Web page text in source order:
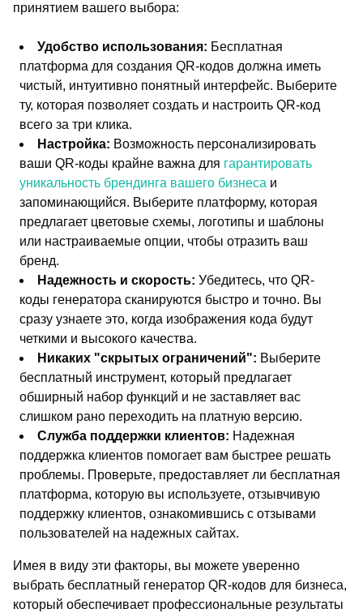
принятием вашего выбора:
Удобство использования: Бесплатная
платформа для создания QR-кодов должна иметь
чистый, интуитивно понятный интерфейс. Выберите
ту, которая позволяет создать и настроить QR-код
всего за три клика.
Настройка: Возможность персонализировать
ваши QR-коды крайне важна для гарантировать
уникальность брендинга вашего бизнеса и
запоминающийся. Выберите платформу, которая
предлагает цветовые схемы, логотипы и шаблоны
или настраиваемые опции, чтобы отразить ваш
бренд.
Надежность и скорость: Убедитесь, что QR-
коды генератора сканируются быстро и точно. Вы
сразу узнаете это, когда изображения кода будут
четкими и высокого качества.
Никаких "скрытых ограничений": Выберите
бесплатный инструмент, который предлагает
обширный набор функций и не заставляет вас
слишком рано переходить на платную версию.
Служба поддержки клиентов: Надежная
поддержка клиентов помогает вам быстрее решать
проблемы. Проверьте, предоставляет ли бесплатная
платформа, которую вы используете, отзывчивую
поддержку клиентов, ознакомившись с отзывами
пользователей на надежных сайтах.
Имея в виду эти факторы, вы можете уверенно
выбрать бесплатный генератор QR-кодов для бизнеса,
который обеспечивает профессиональные результаты